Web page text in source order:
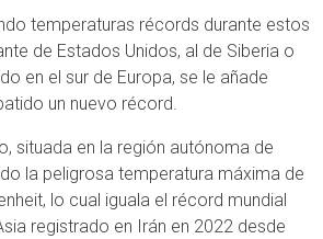
temperaturas récords durante estos
de Estados Unidos, al de Siberia o
en el sur de Europa, se le añade
un nuevo récord.
situada en la región autónoma de
la peligrosa temperatura máxima de
lo cual iguala el récord mundial
registrado en Irán en 2022 desde